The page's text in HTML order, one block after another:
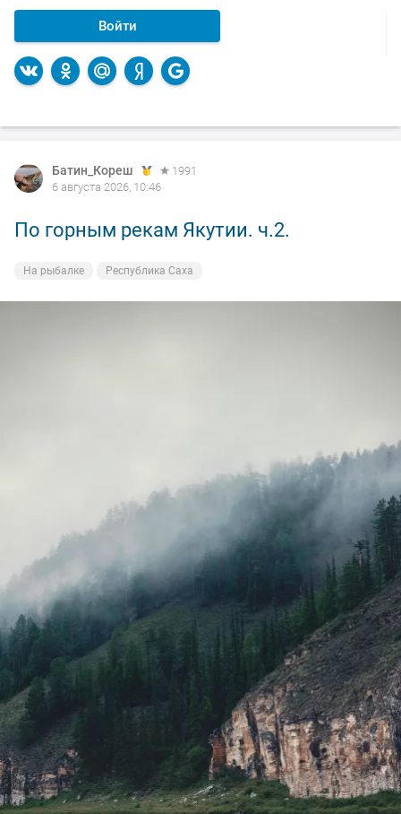
Войти
Батин_Кореш
1991
6 августа 2026, 10:46
По горным рекам Якутии. ч.2.
На рыбалке Республика Саха